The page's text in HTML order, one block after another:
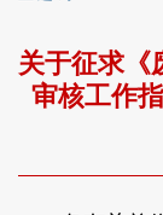
关于征求《
审核工作